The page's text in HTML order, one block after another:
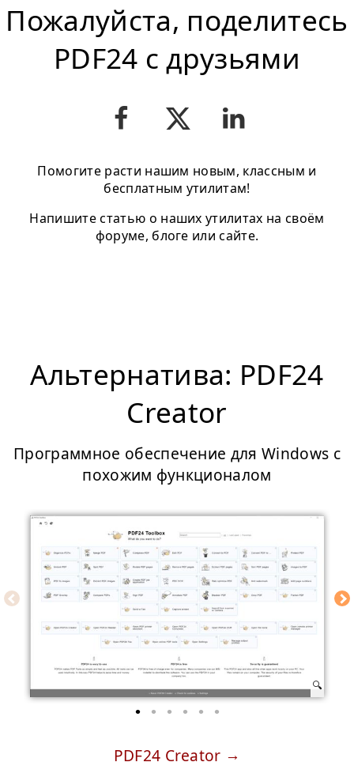
Пожалуйста, поделитесь
PDF24 с друзьями
Помогите расти нашим новым, классным и
бесплатным утилитам!
Напишите статью о наших утилитах на своём
форуме, блоге или сайте.
Альтернатива: PDF24
Creator
Программное обеспечение для Windows с
похожим функционалом
PDF24 Creator